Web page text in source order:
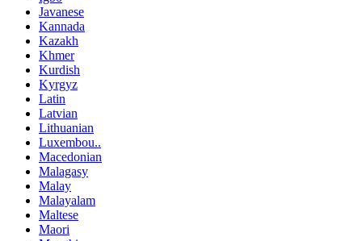
Javanese
Kannada
Kazakh
Khmer
Kurdish
Kyrgyz
Latin
Latvian
Lithuanian
Luxembou..
Macedonian
Malagasy
Malay
Malayalam
Maltese
Maori